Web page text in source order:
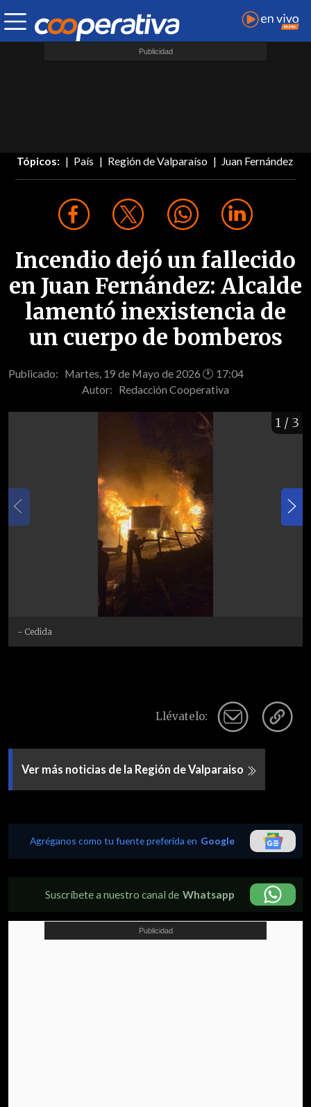
Tópicos: País Región de Valparaíso Juan Fernández
Incendio dejó un fallecido
en Juan Fernández: Alcalde
lamentó inexistencia de
un cuerpo de bomberos
Publicado: Martes, 19 de Mayo de 2026 🕐 17:04
Autor: Redacción Cooperativa
1 / 3
- Cedida
Llévatelo:
Ver más noticias de la Región de Valparaiso
Agréganos como tu fuente preferida en Google
Suscríbete a nuestro canal de Whatsapp